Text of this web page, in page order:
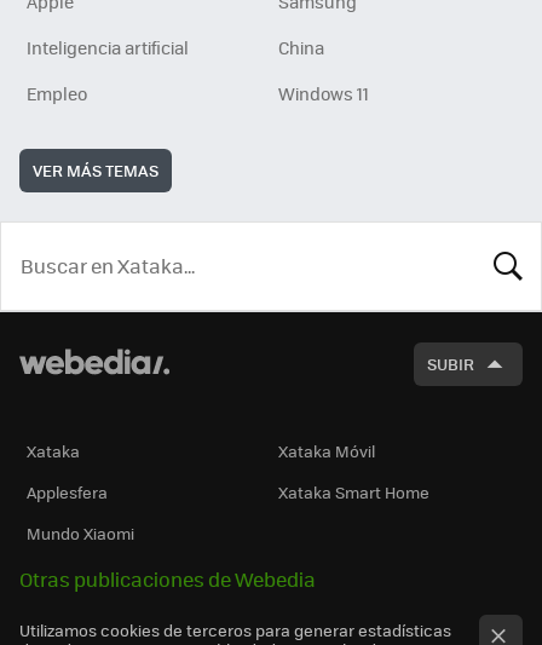
Inteligencia artificial
China
Empleo
Windows 11
VER MÁS TEMAS
SUBIR
Xataka
Xataka Móvil
Applesfera
Xataka Smart Home
Mundo Xiaomi
Otras publicaciones de Webedia
Utilizamos cookies de terceros para generar estadísticas